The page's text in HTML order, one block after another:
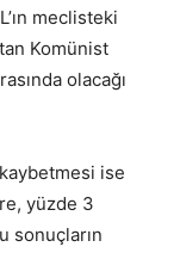
meclisteki
Komünist
olacağı
kaybetmesi ise
yüzde 3
sonuçların